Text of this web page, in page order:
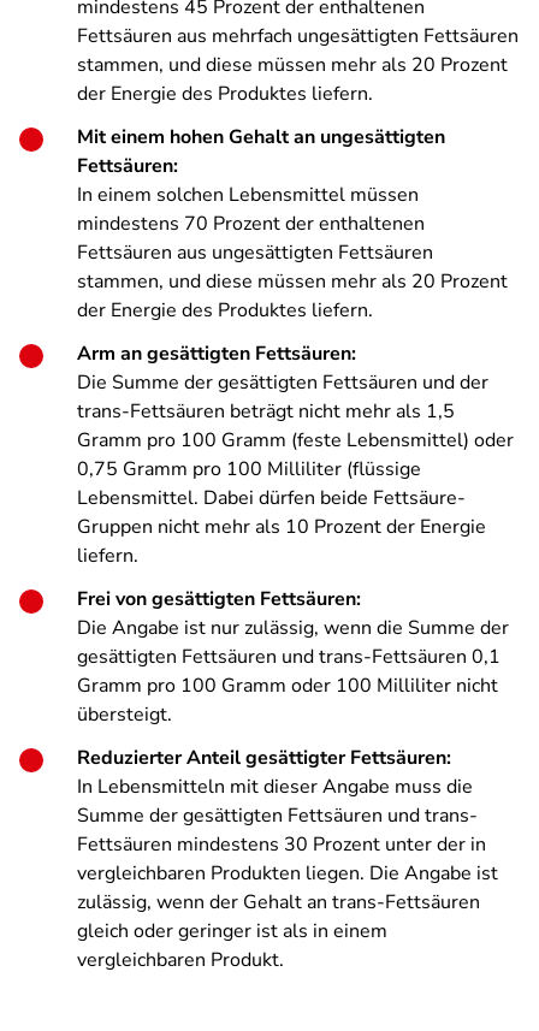
mindestens 45 Prozent der enthaltenen
Fettsäuren aus mehrfach ungesättigten Fettsäuren
stammen, und diese müssen mehr als 20 Prozent
der Energie des Produktes liefern.
Mit einem hohen Gehalt an ungesättigten
Fettsäuren:
In einem solchen Lebensmittel müssen
mindestens 70 Prozent der enthaltenen
Fettsäuren aus ungesättigten Fettsäuren
stammen, und diese müssen mehr als 20 Prozent
der Energie des Produktes liefern.
Arm an gesättigten Fettsäuren:
Die Summe der gesättigten Fettsäuren und der
trans-Fettsäuren beträgt nicht mehr als 1,5
Gramm pro 100 Gramm (feste Lebensmittel) oder
0,75 Gramm pro 100 Milliliter (flüssige
Lebensmittel. Dabei dürfen beide Fettsäure-
Gruppen nicht mehr als 10 Prozent der Energie
liefern.
Frei von gesättigten Fettsäuren:
Die Angabe ist nur zulässig, wenn die Summe der
gesättigten Fettsäuren und trans-Fettsäuren 0,1
Gramm pro 100 Gramm oder 100 Milliliter nicht
übersteigt.
Reduzierter Anteil gesättigter Fettsäuren:
In Lebensmitteln mit dieser Angabe muss die
Summe der gesättigten Fettsäuren und trans-
Fettsäuren mindestens 30 Prozent unter der in
vergleichbaren Produkten liegen. Die Angabe ist
zulässig, wenn der Gehalt an trans-Fettsäuren
gleich oder geringer ist als in einem
vergleichbaren Produkt.